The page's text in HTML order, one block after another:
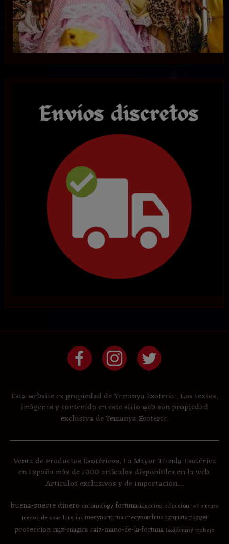
Esta website es propiedad de Yemanya Esoteric . Los textos,
imágenes y contenido en este sitio web son propiedad
exclusiva de Yemanya Esoteric.
Venta de Productos Esotéricos, La Mayor Tienda Esotérica
en España más de 7000 artículos disponibles en la web.
Artículos exclusivos y de importación....
buena-suertedinero entomologyfortunainsectos-coleccion job's tears
juegos-de-azar loterias mecynorrhinamecynorrhina torquata poggei
proteccion raiz-magica raiz-mano-de-la-fortunataxidermy trabajo